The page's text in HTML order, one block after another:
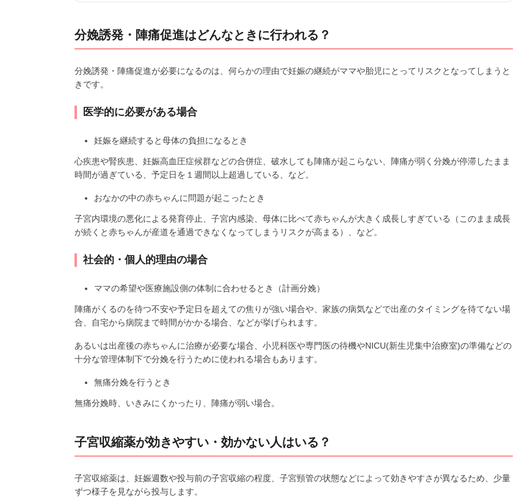
分娩誘発・陣痛促進はどんなときに行われる？
分娩誘発・陣痛促進が必要になるのは、何らかの理由で妊娠の継続がママや胎児にとってリスクとなってしまうと
きです。
医学的に必要がある場合
妊娠を継続すると母体の負担になるとき
心疾患や腎疾患、妊娠高血圧症候群などの合併症、破水しても陣痛が起こらない、陣痛が弱く分娩が停滞したまま
時間が過ぎている、予定日を１週間以上超過している、など。
おなかの中の赤ちゃんに問題が起こったとき
子宮内環境の悪化による発育停止、子宮内感染、母体に比べて赤ちゃんが大きく成長しすぎている（このまま成長
が続くと赤ちゃんが産道を通過できなくなってしまうリスクが高まる）、など。
社会的・個人的理由の場合
ママの希望や医療施設側の体制に合わせるとき（計画分娩）
陣痛がくるのを待つ不安や予定日を超えての焦りが強い場合や、家族の病気などで出産のタイミングを待てない場
合、自宅から病院まで時間がかかる場合、などが挙げられます。
あるいは出産後の赤ちゃんに治療が必要な場合、小児科医や専門医の待機やNICU(新生児集中治療室)の準備などの
十分な管理体制下で分娩を行うために使われる場合もあります。
無痛分娩を行うとき
無痛分娩時、いきみにくかったり、陣痛が弱い場合。
子宮収縮薬が効きやすい・効かない人はいる？
子宮収縮薬は、妊娠週数や投与前の子宮収縮の程度、子宮頸管の状態などによって効きやすさが異なるため、少量
ずつ様子を見ながら投与します。